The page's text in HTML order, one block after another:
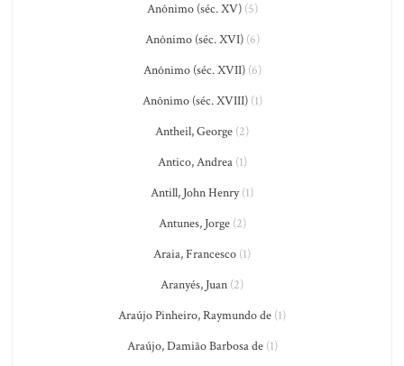
Anônimo (séc. XV)(5)
Anônimo (séc. XVI)(6)
Anônimo (séc. XVII)(6)
Anônimo (séc. XVIII)(1)
Antheil, George (2)
Antico, Andrea(1)
Antill, John Henry(1)
Antunes, Jorge(2)
Araia, Francesco (1)
Aranyés, Juan (2)
Araújo Pinheiro, Raymundo de (1)
Araújo, Damião Barbosa de(1)